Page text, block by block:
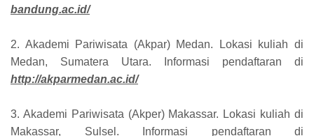
bandung.ac.id/
2. Akademi Pariwisata (Akpar) Medan. Lokasi kuliah di
Medan, Sumatera Utara. Informasi pendaftaran di
http://akparmedan.ac.id/
3. Akademi Pariwisata (Akper) Makassar. Lokasi kuliah di
Makassar, Sulsel. Informasi pendaftaran di